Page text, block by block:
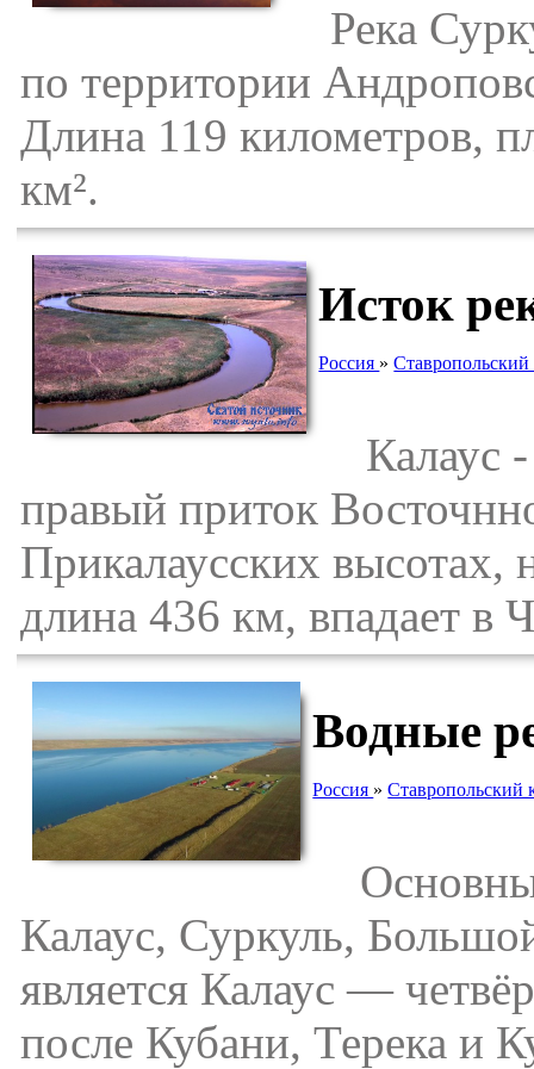
Река
по территории
Длина 119 километров,
км².
Исток
Россия »Ставропольский
Калаус -
правый приток
Прикалаусских
длина 436 км, впадает в
Водные
Россия »Ставропольский
Калаус, Суркуль,
является Калаус —
после Кубани, Терека и